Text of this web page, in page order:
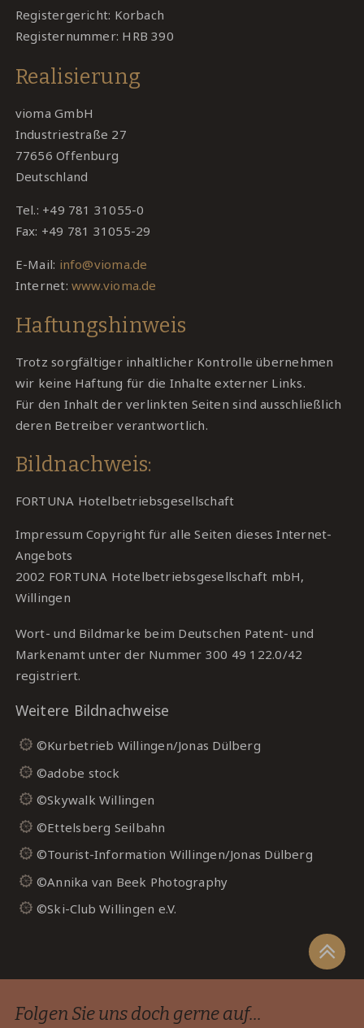
Registergericht: Korbach
Registernummer: HRB 390
Realisierung
vioma GmbH
Industriestraße 27
77656 Offenburg
Deutschland
Tel.: +49 781 31055-0
Fax: +49 781 31055-29
E-Mail: info@vioma.de
Internet: www.vioma.de
Haftungshinweis
Trotz sorgfältiger inhaltlicher Kontrolle übernehmen
wir keine Haftung für die Inhalte externer Links.
Für den Inhalt der verlinkten Seiten sind ausschließlich
deren Betreiber verantwortlich.
Bildnachweis:
FORTUNA Hotelbetriebsgesellschaft
Impressum Copyright für alle Seiten dieses Internet-
Angebots
2002 FORTUNA Hotelbetriebsgesellschaft mbH,
Willingen
Wort- und Bildmarke beim Deutschen Patent- und
Markenamt unter der Nummer 300 49 122.0/42
registriert.
Weitere Bildnachweise
©Kurbetrieb Willingen/Jonas Dülberg
©adobe stock
©Skywalk Willingen
©Ettelsberg Seilbahn
©Tourist-Information Willingen/Jonas Dülberg
©Annika van Beek Photography
©Ski-Club Willingen e.V.
Folgen Sie uns doch gerne auf...